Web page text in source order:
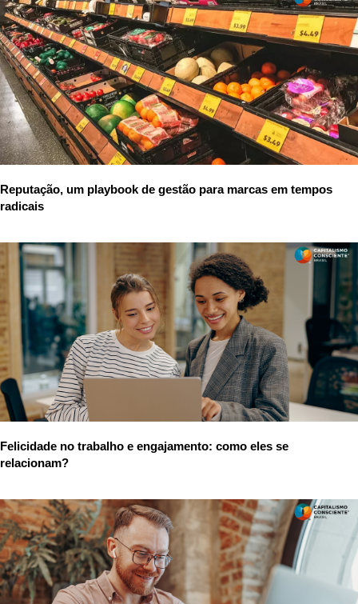
Reputação, um playbook de gestão para marcas em tempos
radicais
Felicidade no trabalho e engajamento: como eles se
relacionam?